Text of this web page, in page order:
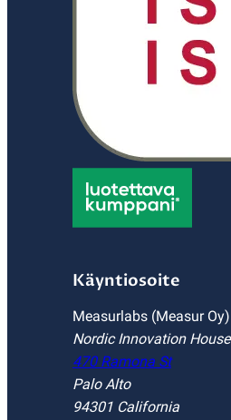
Käyntiosoite
Measurlabs (Measur Oy)
Nordic Innovation House
470 Ramona St
Palo Alto
94301 California